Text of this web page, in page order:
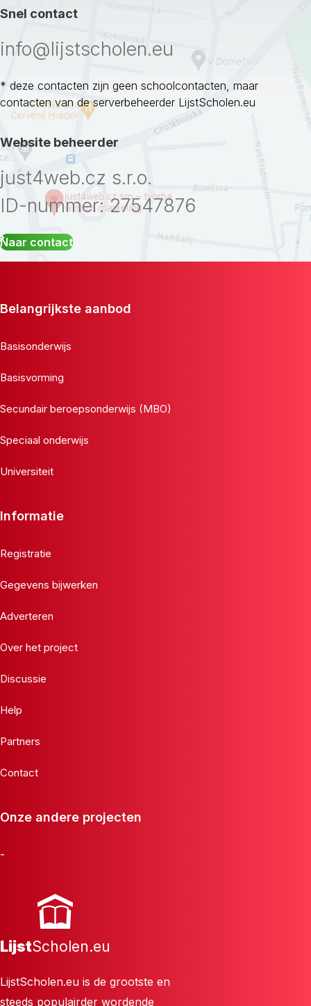
Snel contact
info@lijstscholen.eu
* deze contacten zijn geen schoolcontacten, maar
contacten van de serverbeheerder LijstScholen.eu
Website beheerder
just4web.cz s.r.o.
ID-nummer: 27547876
Naar contact
Belangrijkste aanbod
Basisonderwijs
Basisvorming
Secundair beroepsonderwijs (MBO)
Speciaal onderwijs
Universiteit
Informatie
Registratie
Gegevens bijwerken
Adverteren
Over het project
Discussie
Help
Partners
Contact
Onze andere projecten
-
LijstScholen.eu
LijstScholen.eu is de grootste en
steeds populairder wordende